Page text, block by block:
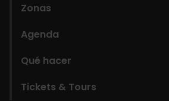
Zonas
Agenda
Qué hacer
Tickets & Tours